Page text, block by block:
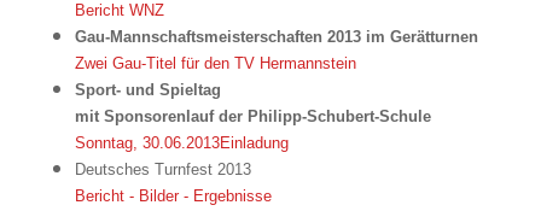
Bericht WNZ
Gau-Mannschaftsmeisterschaften 2013 im Gerätturnen
Zwei Gau-Titel für den TV Hermannstein
Sport- und Spieltag
mit Sponsorenlauf der Philipp-Schubert-Schule
Sonntag, 30.06.2013Einladung
Deutsches Turnfest 2013
Bericht - Bilder - Ergebnisse